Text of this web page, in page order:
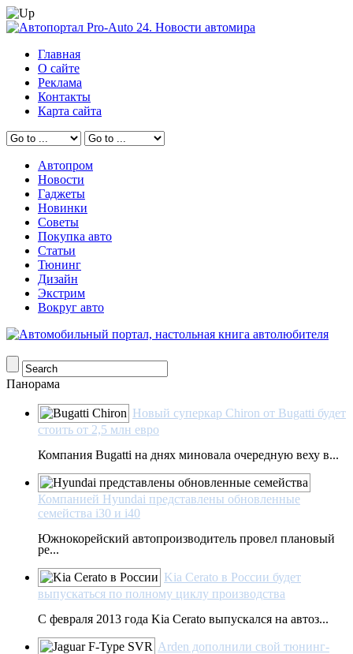
Главная
О сайте
Реклама
Контакты
Карта сайта
Автопром
Новости
Гаджеты
Новинки
Советы
Покупка авто
Статьи
Тюнинг
Дизайн
Экстрим
Вокруг авто
Панорама
Новый суперкар Chiron от Bugatti будет
стоить от 2,5 млн евро
Компания Bugatti на днях миновала очередную веху в...
Компанией Hyundai представлены обновленные
семейства i30 и i40
Южнокорейский автопроизводитель провел плановый
ре...
Kia Cerato в России будет
выпускаться по полному циклу производства
С февраля 2013 года Kia Cerato выпускался на автоз...
Arden дополнили свой тюнинг-